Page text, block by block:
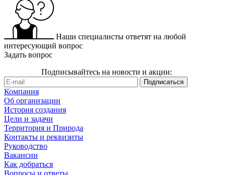
Наши специалисты ответят на любой
интересующий вопрос
Задать вопрос
Подписывайтесь на новости и акции:
Компания
Об организации
История создания
Цели и задачи
Территория и Природа
Контакты и реквизиты
Руководство
Вакансии
Как добраться
Вопросы и ответы